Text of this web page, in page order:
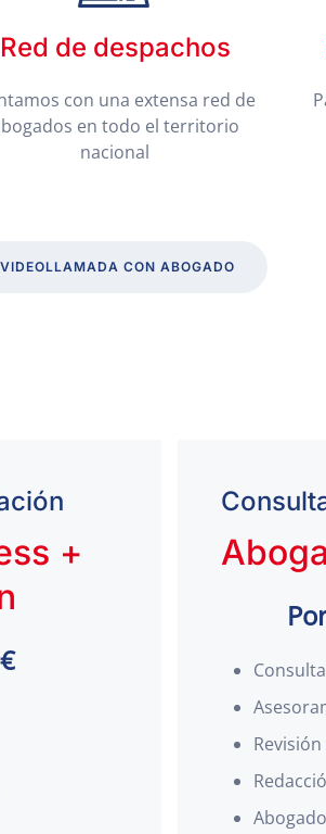
Red de despachos
con una extensa red de
en todo el territorio
nacional
VIDEOLLAMADA CON ABOGADO
+